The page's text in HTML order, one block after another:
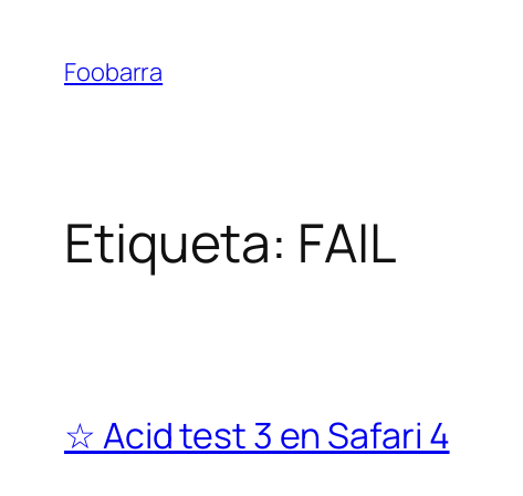
contenido
Foobarra
Etiqueta: FAIL
☆ Acid test 3 en Safari 4